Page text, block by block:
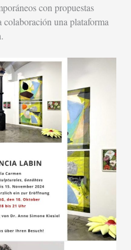
con propuestas
colaboración una plataforma